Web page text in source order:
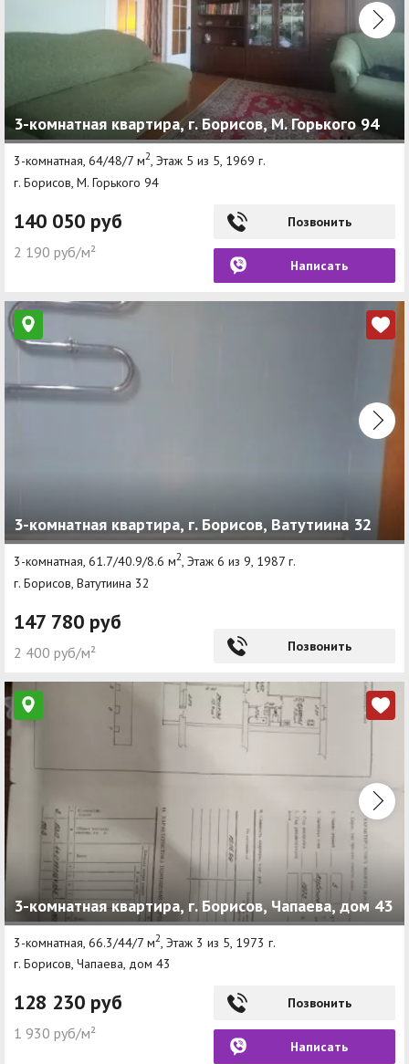
3-комнатная квартира, г. Борисов, М. Горького 94
3-комнатная, 64/48/7 м2 , Этаж 5 из 5, 1969 г.
г. Борисов, М. Горького 94
140 050 руб
2 190 руб/м²
Позвонить
Написать
3-комнатная квартира, г. Борисов, Ватутиина 32
3-комнатная, 61.7/40.9/8.6 м2, Этаж 6 из 9, 1987 г.
г. Борисов, Ватутиина 32
147 780 руб
2 400 руб/м² Позвонить
3-комнатная квартира, г. Борисов, Чапаева, дом 43
3-комнатная, 66.3/44/7 м2 , Этаж 3 из 5, 1973 г.
г. Борисов, Чапаева, дом 43
128 230 руб
1 930 руб/м²
Позвонить
Написать